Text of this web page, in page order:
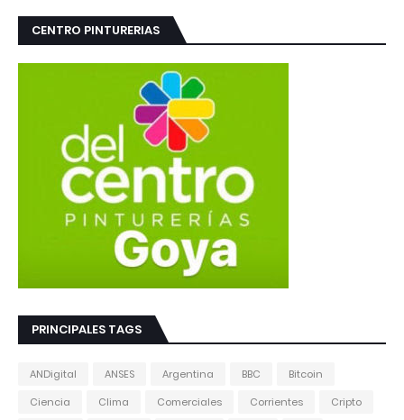
CENTRO PINTURERIAS
PRINCIPALES TAGS
ANDigital ANSES Argentina BBC
Bitcoin
Ciencia
Clima Comerciales Corrientes
Cripto